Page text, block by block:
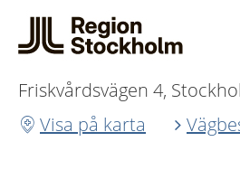
Friskvårdsvägen 4,
Visa på karta